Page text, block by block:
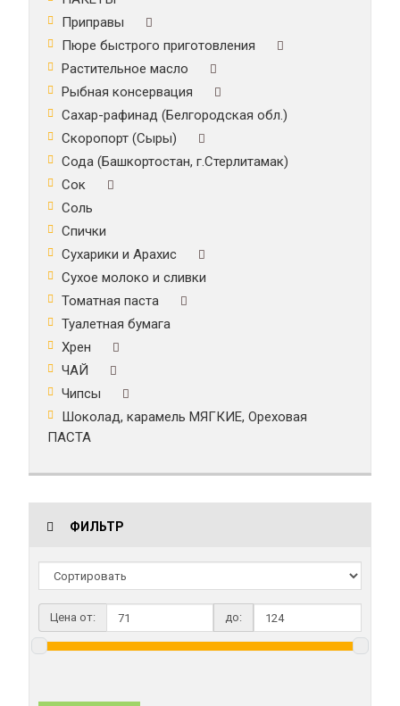
Приправы
Пюре быстрого приготовления
Растительное масло
Рыбная консервация
Сахар-рафинад (Белгородская обл.)
Скоропорт (Сыры)
Сода (Башкортостан, г.Стерлитамак)
Сок
Соль
Спички
Сухарики и Арахис
Сухое молоко и сливки
Томатная паста
Туалетная бумага
Хрен
ЧАЙ
Чипсы
Шоколад, карамель МЯГКИЕ, Ореховая
ПАСТА
ФИЛЬТР
Цена от: до: